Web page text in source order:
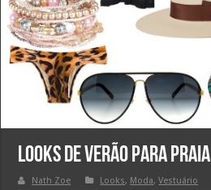
Looks de Verão para Praia
Nath Zoe Looks, Moda,Vestuário